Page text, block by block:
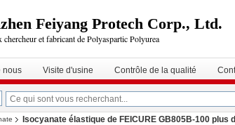
Feiyang Protech Corp., Ltd.
chercheur et fabricant de Polyaspartic Polyurea
nous Visite d'usine Contrôle de la qualité
Isocyanate élastique de FEICURE GB805B-100